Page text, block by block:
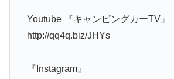
Youtube 『キャンピングカーTV』
http://qq4q.biz/JHYs
『Instagram』